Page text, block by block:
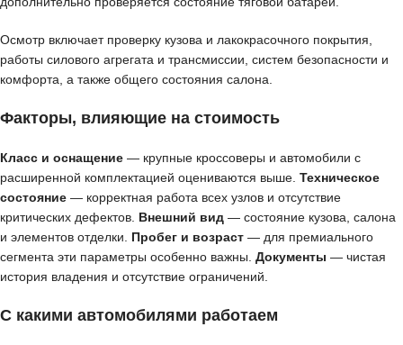
Осмотр включает проверку кузова и лакокрасочного покрытия,
работы силового агрегата и трансмиссии, систем безопасности и
комфорта, а также общего состояния салона.
Факторы, влияющие на стоимость
Класс и оснащение — крупные кроссоверы и автомобили с
расширенной комплектацией оцениваются выше. Техническое
состояние — корректная работа всех узлов и отсутствие
критических дефектов. Внешний вид — состояние кузова, салона
и элементов отделки. Пробег и возраст — для премиального
сегмента эти параметры особенно важны. Документы — чистая
история владения и отсутствие ограничений.
С какими автомобилями работаем